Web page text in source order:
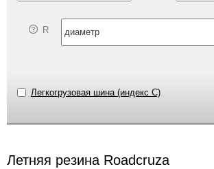
R
Легкогрузовая шина (индекс C)
Летняя резина Roadcruza